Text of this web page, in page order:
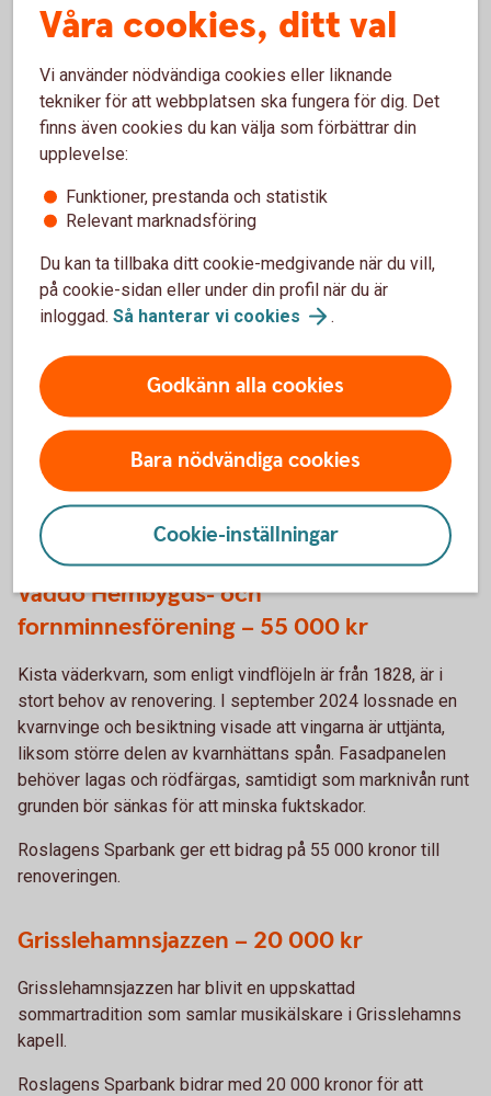
Roslagens Sparbank ger ett bidrag på 10 000 kronor för
arrangemanget av Ateljérundan 2025.
Väddö Musiksällskap – 10 000 kr
Musiksällskapet arrangerar årligen en spelmansstämma vid
och musikliv.
årets upplaga av spelmansstämman.
Väddöbygden Ideell förening - 25 000 kr
Föreningen har i flera år arbetat med den nya gång- och
cykelvägen från Älmsta via Edeby upp till Grisslehamn, som
skapar en trygg färdväg vid sidan av den stora vägen.
Roslagens Sparbank ger ett bidrag på 25 000 kronor för
informationsskyltar som hjälper cyklister och
gångtrafikanter att hitta och njuta av den nya leden.
Väddö Hembygds- och
fornminnesförening – 55 000 kr
Kista väderkvarn, som enligt vindflöjeln är från 1828, är i
stort behov av renovering. I september 2024 lossnade en
kvarnvinge och besiktning visade att vingarna är uttjänta,
liksom större delen av kvarnhättans spån. Fasadpanelen
behöver lagas och rödfärgas, samtidigt som marknivån runt
grunden bör sänkas för att minska fuktskador.
Roslagens Sparbank ger ett bidrag på 55 000 kronor till
renoveringen.
Grisslehamnsjazzen – 20 000 kr
Grisslehamnsjazzen har blivit en uppskattad
sommartradition som samlar musikälskare i Grisslehamns
kapell.
Roslagens Sparbank bidrar med 20 000 kronor för att
Våra cookies, ditt val
Vi använder nödvändiga cookies eller liknande
tekniker för att webbplatsen ska fungera för dig. Det
finns även cookies du kan välja som förbättrar din
upplevelse:
Funktioner, prestanda och statistik
Relevant marknadsföring
Du kan ta tillbaka ditt cookie-medgivande när du vill,
på cookie-sidan eller under din profil när du är
inloggad. Så hanterar vi cookies .
Godkänn alla cookies
Bara nödvändiga cookies
Cookie-inställningar